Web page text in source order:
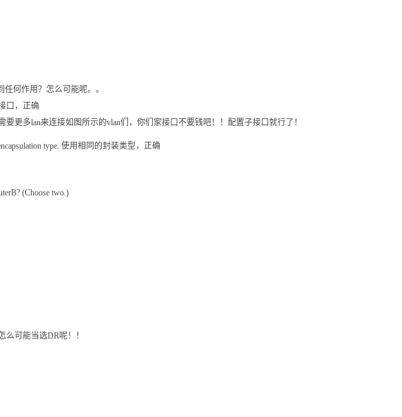
任何作用？怎么可能呢。。
口，正确
需要更多lan来连接如图所示的vlan们，你们家接口不要钱吧！！配置子接口就行了！
type. 使用相同的封装类型，正确
(Choose two.)
么可能当选DR呢！！